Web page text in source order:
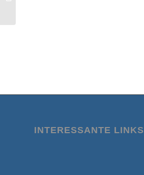
INTERESSANTE LINKS